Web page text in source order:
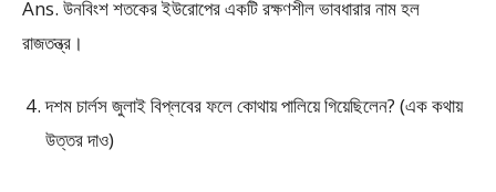
Ans. উনবিংশ শতকের ইউরোপের একটি রক্ষণশীল ভাবধারার নাম হল
রাজতন্ত্র।
দশম চার্লস জুলাই বিপ্লবের ফলে কোথায় পালিয়ে গিয়েছিলেন? (এক কথায়
উত্তর দাও)